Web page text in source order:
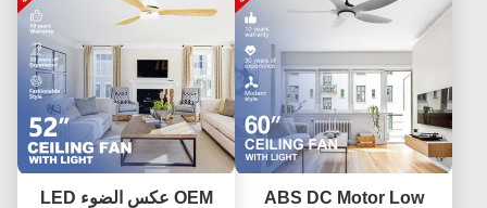
ABS DC Motor Low
OEM عكس الضوء LED